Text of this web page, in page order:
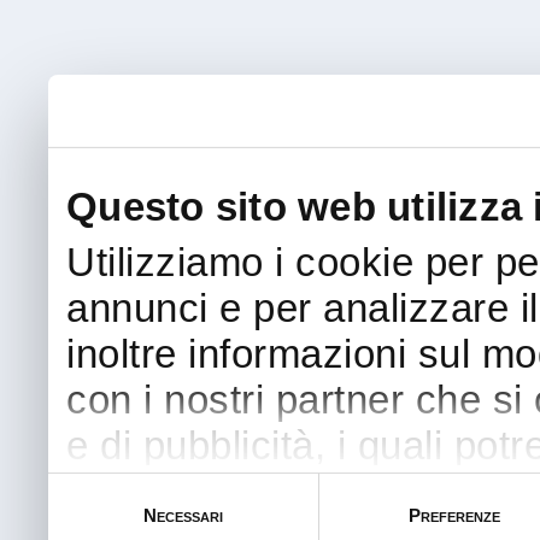
Questo sito web utilizza
Utilizziamo i cookie per
annunci e per analizzare
inoltre informazioni sul
con i nostri partner che
e di pubblicità, i quali
Necessari Preferenze